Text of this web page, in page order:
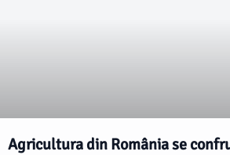
Agricultura din România se